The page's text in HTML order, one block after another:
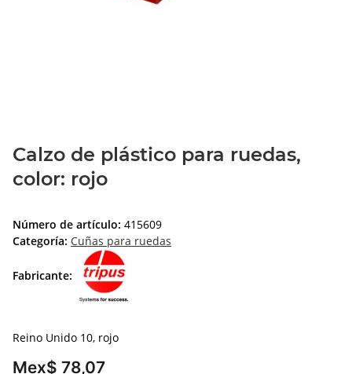
Calzo de plástico para ruedas,
color: rojo
Número de artículo: 415609
Categoría: Cuñas para ruedas
Fabricante:
Reino Unido 10, rojo
Mex$ 78,07